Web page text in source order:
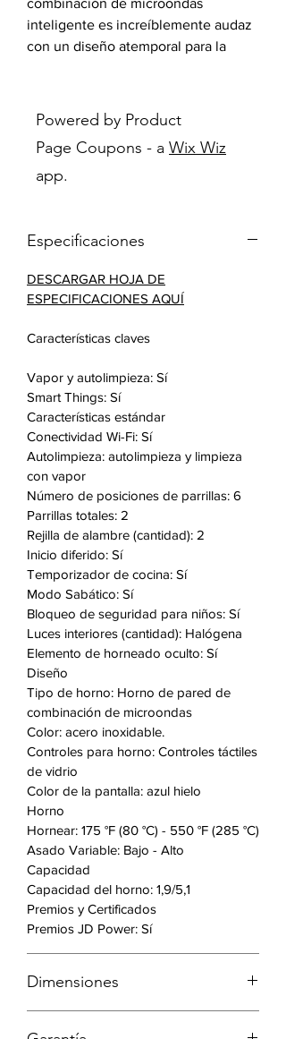
combinación de microondas
inteligente es increíblemente audaz
con un diseño atemporal para la
con resultados de cocción uniformes
y consistentes.
Características:
dos bandejas llenas de galletas.
controles táctiles ofrecen un
diseño integrado y de primera
Interior de cerámica azul: el
azul ofrece una apariencia y
sensación de primera calidad.
Parrilas de uso pesado: Las
parrilas de estilo profesional de
uso pesado son resistentes y
duraderos.
Elemento de horneado oculto: El
elemento de horneado está
oculto debajo de la superficie de
esmalte cerámico en la parte
inferior del horno. Esto
proporciona una cavidad perfecta
que facilita la limpieza.
Delay Bake: le permite preparar
ahora y hornear más tarde,
cuando sea el momento
adecuado.
Grill Microondas: El elemento para
asar a la parrilla hace que la
comida quede crujiente por fuera
mientras mantiene un interior más
jugoso.
Mantener caliente: permite que
sus comidas se mantengan
calientes y listas para servir.
Ventana grande del horno: la
calientes y listas para servir.
Cocine de forma inteligente,
ahorre tiempo con Wi-Fi:
Powered by Product
Page Coupons - a Wix Wiz
app.
Especificaciones
DESCARGAR HOJA DE
ESPECIFICACIONES AQUÍ
Características claves
Vapor y autolimpieza: Sí
Smart Things: Sí
Características estándar
Conectividad Wi-Fi: Sí
Autolimpieza: autolimpieza y limpieza
con vapor
Número de posiciones de parrillas: 6
Parrillas totales: 2
Rejilla de alambre (cantidad): 2
Inicio diferido: Sí
Temporizador de cocina: Sí
Modo Sabático: Sí
Bloqueo de seguridad para niños: Sí
Luces interiores (cantidad): Halógena
Elemento de horneado oculto: Sí
Diseño
Tipo de horno: Horno de pared de
combinación de microondas
Color: acero inoxidable.
Controles para horno: Controles táctiles
de vidrio
Color de la pantalla: azul hielo
Horno
Hornear: 175 °F (80 °C) - 550 °F (285 °C)
Asado Variable: Bajo - Alto
Capacidad
Capacidad del horno: 1,9/5,1
Premios y Certificados
Premios JD Power: Sí
Dimensiones